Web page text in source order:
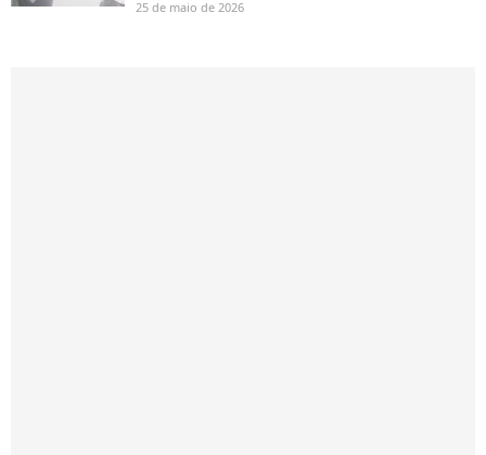
25 de maio de 2026